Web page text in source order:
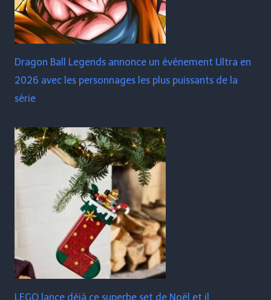
Dragon Ball Legends annonce un événement Ultra en
2026 avec les personnages les plus puissants de la
série
LEGO lance déjà ce superbe set de Noël et il